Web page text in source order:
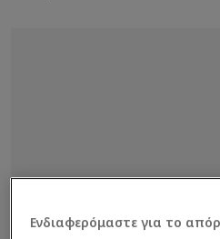
Ενδιαφερόμαστε για το